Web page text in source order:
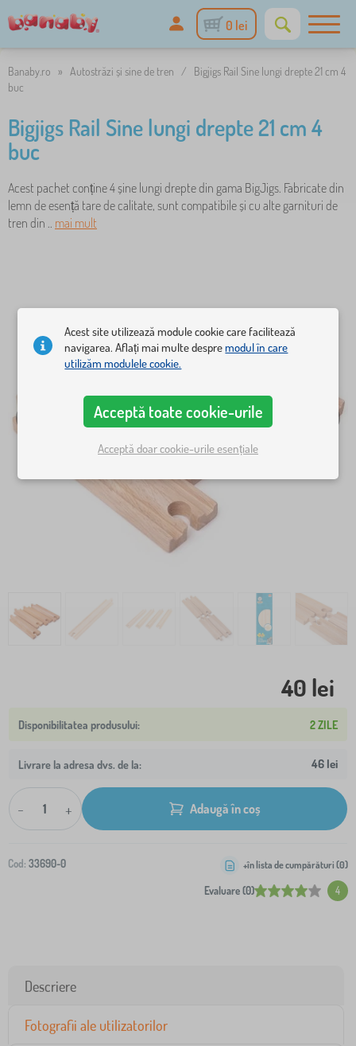
0 lei
Banaby.ro » Autostrăzi și sine de tren /
Bigjigs Rail Sine lungi drepte 21 cm 4
buc
Bigjigs Rail Sine lungi drepte 21 cm 4
buc
Acest pachet conține 4 șine lungi drepte din gama BigJigs. Fabricate din
lemn de esență tare de calitate, sunt compatibile și cu alte garnituri de
tren din .. mai mult
40 lei
2 ZILE
Livrare la adresa dvs. de la: 46 lei
- + Adaugă în coș
Cod: 33690-0
Evaluare (0) 4
+în lista de cumpărături (0)
Descriere
Fotografii ale utilizatorilor
Acest site utilizează module cookie care facilitează
navigarea. Aflați mai multe despremodul în care
utilizăm modulele cookie.
Acceptă toate cookie-urile
Acceptă doar cookie-urile esențiale